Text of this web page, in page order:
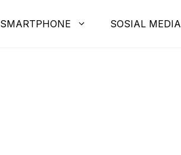
SMARTPHONE SOSIAL MEDIA